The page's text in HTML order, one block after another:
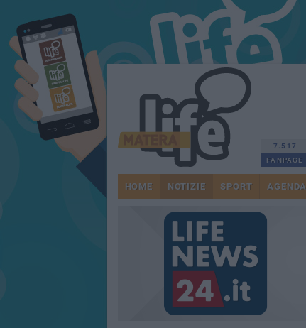
7.517
FANPAGE
HOME NOTIZIE SPORT AGENDA